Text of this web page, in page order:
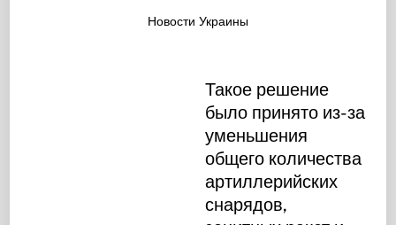
Новости Украины
Такое решение
было принято из-за
уменьшения
общего количества
артиллерийских
снарядов,